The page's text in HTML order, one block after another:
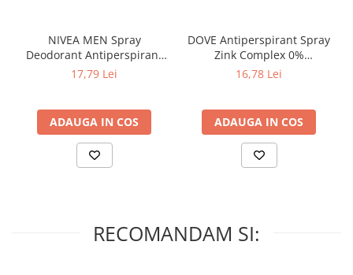
NIVEA MEN Spray
Deodorant Antiperspirant
INVISIBLE for BLACK &
17,79 Lei
ADAUGA IN COS
DOVE Antiperspirant Spray
Zink Complex 0%
Aluminium Salze FLORI de
16,78 Lei
ADAUGA IN COS
RECOMANDAM SI: